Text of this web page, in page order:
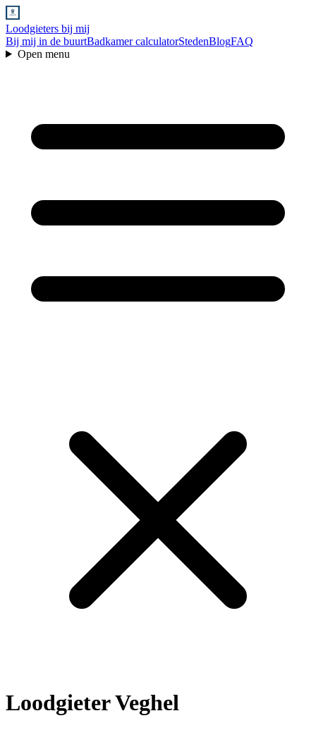
Loodgieters bij mij
Bij mij in de buurtBadkamer calculatorStedenBlogFAQ
Open menu
LoodgieterVeghel